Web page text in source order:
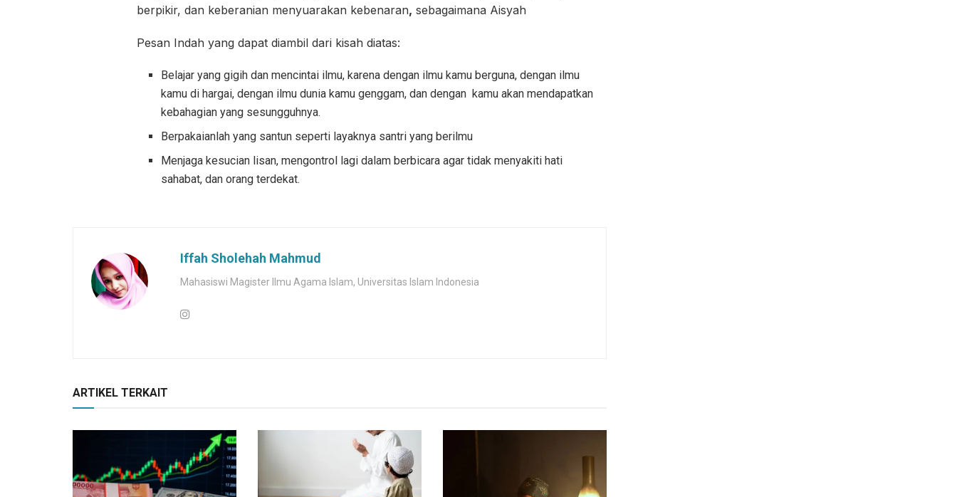
berpikir, dan keberanian menyuarakan kebenaran, sebagaimana Aisyah
Pesan Indah yang dapat diambil dari kisah diatas:
Belajar yang gigih dan mencintai ilmu, karena dengan ilmu kamu berguna, dengan ilmu
kamu di hargai, dengan ilmu dunia kamu genggam, dan dengan kamu akan mendapatkan
kebahagian yang sesungguhnya.
Berpakaianlah yang santun seperti layaknya santri yang berilmu
Menjaga kesucian lisan, mengontrol lagi dalam berbicara agar tidak menyakiti hati
sahabat, dan orang terdekat.
Iffah Sholehah Mahmud
Mahasiswi Magister Ilmu Agama Islam, Universitas Islam Indonesia
ARTIKEL TERKAIT